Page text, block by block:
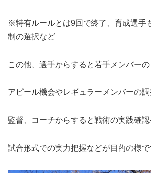
※特有ルールとは9回で終了、育成選手
制の選択など
この他、選手からすると若手メンバーの
アピール機会やレギュラーメンバーの調
監督、コーチからすると戦術の実践確認
試合形式での実力把握などが目的の様で